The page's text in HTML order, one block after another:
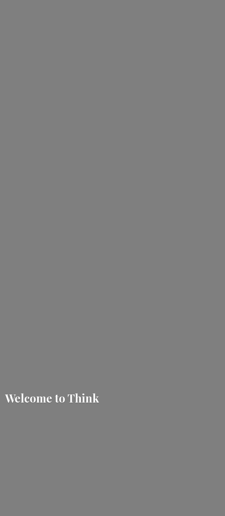
Welcome to Think